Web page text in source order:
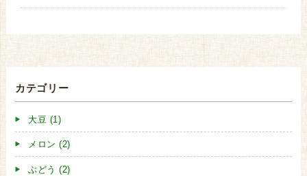
カテゴリー
大豆 (1)
メロン (2)
ぶどう (2)